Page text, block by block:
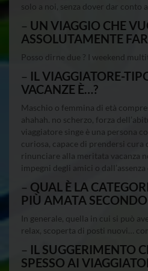
solo a noi, senza dover dar conto a
– UN VIAGGIO CHE
ASSOLUTAMENTE
Posso dirne due ? I weekend
– IL VIAGGIATORE-
VACANZE È…?
Maschio o femmina di età
ahahah. no scherzo, forza
viaggiatore singe è una persona
curiosa, capace di prendersi cura
rinunciare alla meritata vacanza
impegni degli amici o
– QUAL È LA
PIÙ AMATA SECONDO
In generale, quella in cui si può
relax, scoperta di posti nuovi…
– IL SUGGERIMENTO
SPESSO AI